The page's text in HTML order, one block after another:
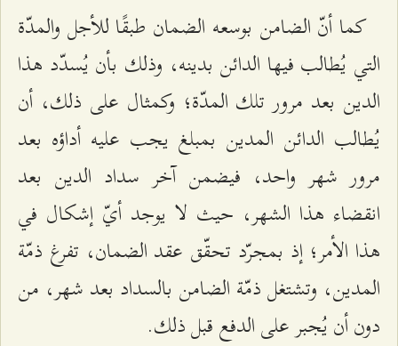
كما أنّ الضامن بوسعه الضمان طبقًا للأجل والمدّة
التي يُطالب فيها الدائن بدينه، وذلك بأن يُسدّد هذا
الدين بعد مرور تلك المدّة؛ وكمثال على ذلك، أن
يُطالب الدائن المدين بمبلغ يجب عليه أداؤه بعد
مرور شهر واحد، فيضمن آخر سداد الدين بعد
انقضاء هذا الشهر، حيث لا يوجد أيّ إشكال في
هذا الأمر؛ إذ بمجرّد تحقّق عقد الضمان، تفرغ ذمّة
المدين، وتشتغل ذمّة الضامن بالسداد بعد شهر، من
دون أن يُجبر على الدفع قبل ذلك.